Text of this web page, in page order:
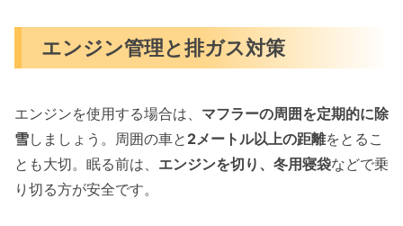
エンジン管理と排ガス対策
エンジンを使用する場合は、 マフラーの周囲を定期的に除
雪しましょう。周囲の車と 2メートル以上の距離をとるこ
とも大切。眠る前は、 エンジンを切り、冬用寝袋などで乗
り切る方が安全です。